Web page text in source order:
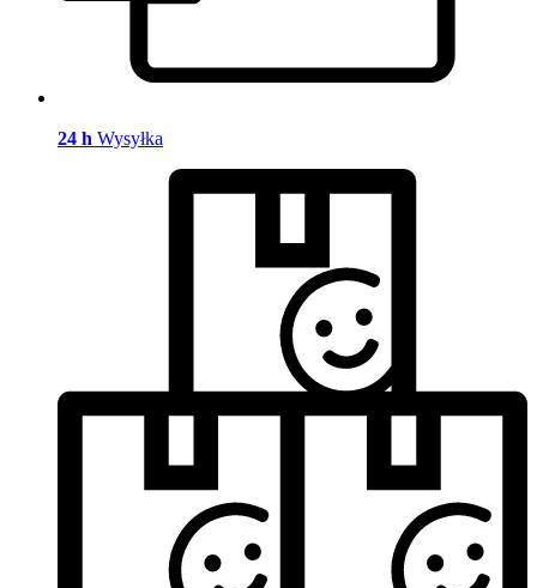
24 h Wysyłka